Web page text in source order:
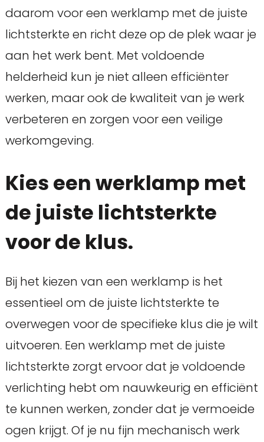
daarom voor een werklamp met de juiste
lichtsterkte en richt deze op de plek waar je
aan het werk bent. Met voldoende
helderheid kun je niet alleen efficiënter
werken, maar ook de kwaliteit van je werk
verbeteren en zorgen voor een veilige
werkomgeving.
Kies een werklamp met
de juiste lichtsterkte
voor de klus.
Bij het kiezen van een werklamp is het
essentieel om de juiste lichtsterkte te
overwegen voor de specifieke klus die je wilt
uitvoeren. Een werklamp met de juiste
lichtsterkte zorgt ervoor dat je voldoende
verlichting hebt om nauwkeurig en efficiënt
te kunnen werken, zonder dat je vermoeide
ogen krijgt. Of je nu fijn mechanisch werk